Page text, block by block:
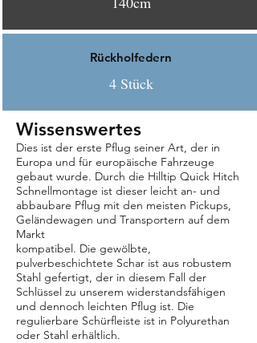
Rückholfedern
4 Stück
Wissenswertes
Dies ist der erste Pflug seiner Art, der in
Europa und für europäische Fahrzeuge
gebaut wurde. Durch die Hilltip Quick Hitch
Schnellmontage ist dieser leicht an- und
abbaubare Pflug mit den meisten Pickups,
Geländewagen und Transportern auf dem
Markt
kompatibel. Die gewölbte,
pulverbeschichtete Schar ist aus robustem
Stahl gefertigt, der in diesem Fall der
Schlüssel zu unserem widerstandsfähigen
und dennoch leichten Pflug ist. Die
regulierbare Schürfleiste ist in Polyurethan
oder Stahl erhältlich.